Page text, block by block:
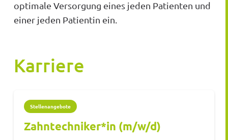
optimale Versorgung eines jeden Patienten und
einer jeden Patientin ein.
Karriere
Stellenangebote
Zahntechniker*in (m/w/d)